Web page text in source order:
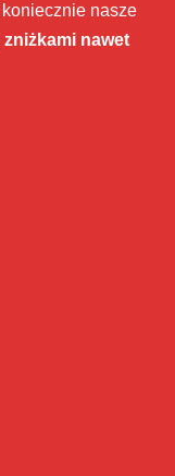
nasze
zniżkami nawet